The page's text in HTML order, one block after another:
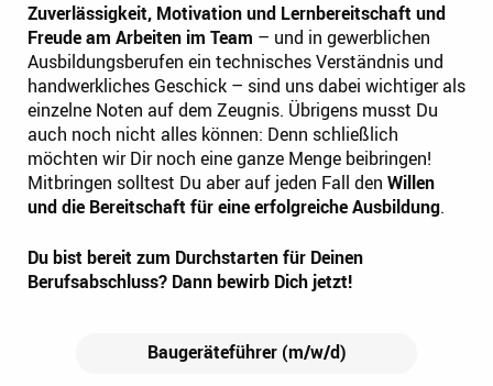
Zuverlässigkeit, Motivation und Lernbereitschaft und
Freude am Arbeiten im Team – und in gewerblichen
Ausbildungsberufen ein technisches Verständnis und
handwerkliches Geschick – sind uns dabei wichtiger als
einzelne Noten auf dem Zeugnis. Übrigens musst Du
auch noch nicht alles können: Denn schließlich
möchten wir Dir noch eine ganze Menge beibringen!
Mitbringen solltest Du aber auf jeden Fall den Willen
und die Bereitschaft für eine erfolgreiche Ausbildung.
Du bist bereit zum Durchstarten für Deinen
Berufsabschluss? Dann bewirb Dich jetzt!
Baugeräteführer (m/w/d)